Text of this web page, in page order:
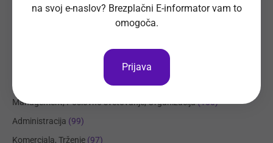
Trgovina (225)
Transport, Nabava, Logistika (212)
Prehrambena industrija, Živilstvo (147)
Elektrotehnika, Elektronika, Telekomunikacije
Management, Poslovno svetovanje, Organizacija(100)
Administracija (99)
Komerciala, Trženje (97)
na svoj e-naslov? Brezplačni E-informator vam to
omogoča.
Prijava